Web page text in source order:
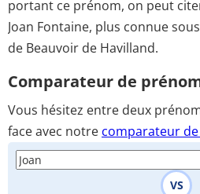
portant ce prénom, on peut
Joan Fontaine, plus connue
de Beauvoir de Havilland.
Comparateur de
Vous hésitez entre deux
face avec notre comparateur
VS